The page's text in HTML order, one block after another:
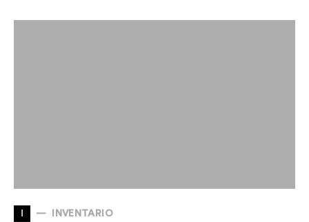
I INVENTARIO